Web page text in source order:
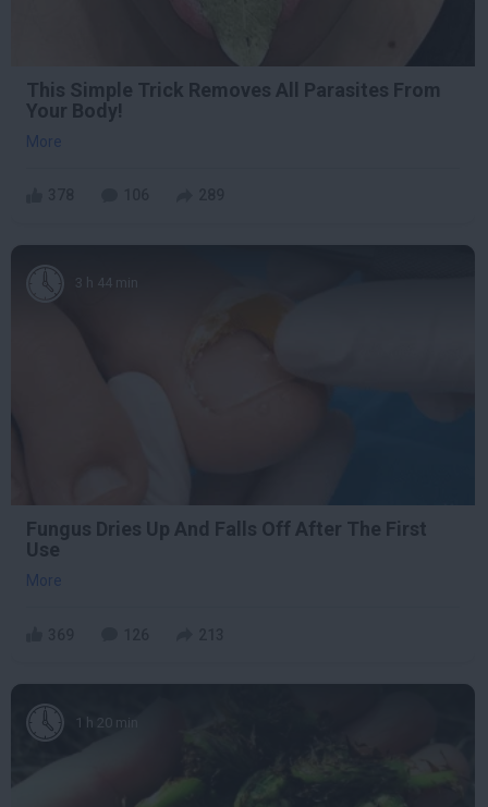
This Simple Trick Removes All Parasites From
Your Body!
More
3 h 44 min
Fungus Dries Up And Falls Off After The First
Use
More
1 h 20 min